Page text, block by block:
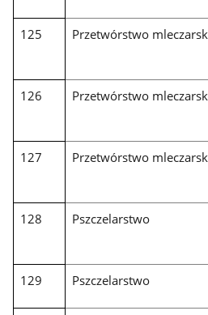
125 Przetwórstwo
126 Przetwórstwo
127 Przetwórstwo
128 Pszczelarstwo
129 Pszczelarstwo